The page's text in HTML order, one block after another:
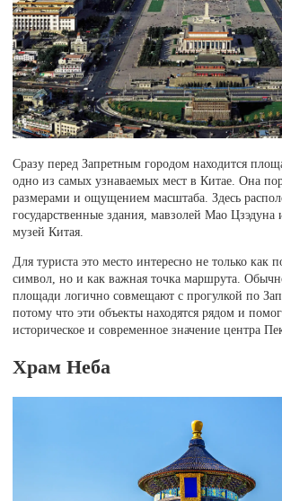
Сразу перед Запретным городом находится
одно из самых узнаваемых мест в Китае. Она
размерами и ощущением масштаба. Здесь
государственные здания, мавзолей Мао
музей Китая.
Для туриста это место интересно не только как
символ, но и как важная точка маршрута.
площади логично совмещают с прогулкой по
потому что эти объекты находятся рядом и
историческое и современное значение центра
Храм Неба